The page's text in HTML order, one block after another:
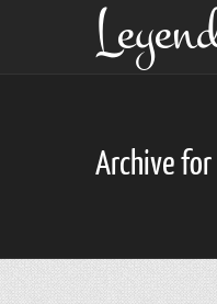
Archive